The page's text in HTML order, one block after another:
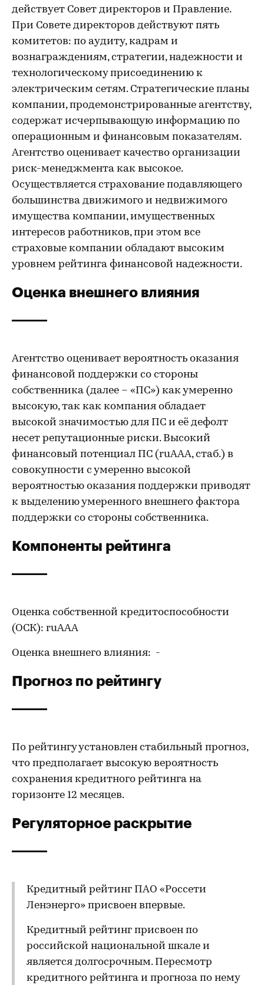
действует Совет директоров и Правление.
При Совете директоров действуют пять
комитетов: по аудиту, кадрам и
вознаграждениям, стратегии, надежности и
технологическому присоединению к
электрическим сетям. Стратегические планы
компании, продемонстрированные агентству,
содержат исчерпывающую информацию по
операционным и финансовым показателям.
Агентство оценивает качество организации
риск-менеджмента как высокое.
Осуществляется страхование подавляющего
большинства движимого и недвижимого
имущества компании, имущественных
интересов работников, при этом все
страховые компании обладают высоким
уровнем рейтинга финансовой надежности.
Оценка внешнего влияния
Агентство оценивает вероятность оказания
финансовой поддержки со стороны
собственника (далее – «ПС») как умеренно
высокую, так как компания обладает
высокой значимостью для ПС и её дефолт
несет репутационные риски. Высокий
финансовый потенциал ПС (ruAAA, стаб.) в
совокупности с умеренно высокой
вероятностью оказания поддержки приводят
к выделению умеренного внешнего фактора
поддержки со стороны собственника.
Компоненты рейтинга
Оценка собственной кредитоспособности
(ОСК): ruAAA
Оценка внешнего влияния: -
Прогноз по рейтингу
По рейтингу установлен стабильный прогноз,
что предполагает высокую вероятность
сохранения кредитного рейтинга на
горизонте 12 месяцев.
Регуляторное раскрытие
Кредитный рейтинг ПАО «Россети
Ленэнерго» присвоен впервые.
Кредитный рейтинг присвоен по
российской национальной шкале и
является долгосрочным. Пересмотр
кредитного рейтинга и прогноза по нему